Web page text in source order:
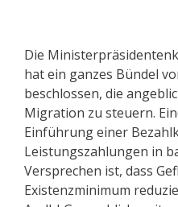
Die
hat ein ganzes Bündel
beschlossen, die
Migration zu steuern.
Einführung einer
Leistungszahlungen in
Versprechen ist, dass
Existenzminimum